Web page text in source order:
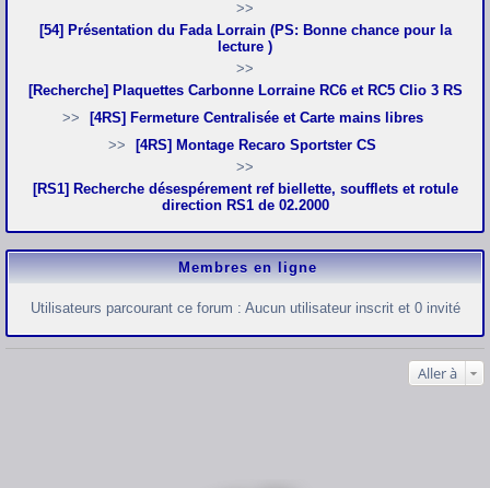
[54] Présentation du Fada Lorrain (PS: Bonne chance pour la
lecture )
[Recherche] Plaquettes Carbonne Lorraine RC6 et RC5 Clio 3 RS
[4RS] Fermeture Centralisée et Carte mains libres
[4RS] Montage Recaro Sportster CS
[RS1] Recherche désespérement ref biellette, soufflets et rotule
direction RS1 de 02.2000
Membres en ligne
Utilisateurs parcourant ce forum : Aucun utilisateur inscrit et 0 invité
Aller à